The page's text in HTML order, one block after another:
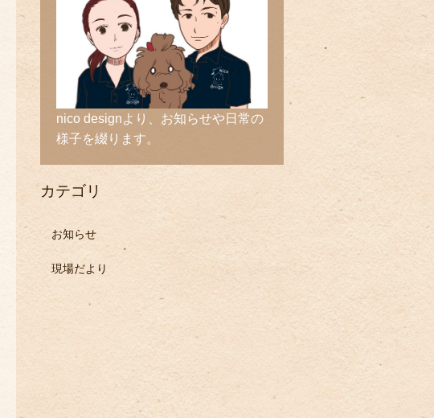
nico designより、お知らせや日常の
様子を綴ります。
カテゴリ
お知らせ
現場だより